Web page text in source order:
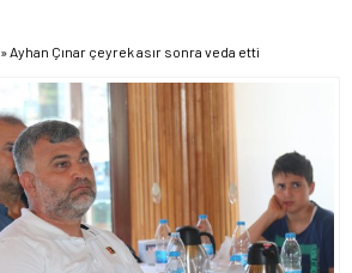
» Ayhan Çınar çeyrek asır sonra veda etti